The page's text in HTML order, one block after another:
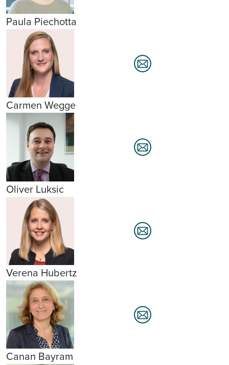
Paula Piechotta
Carmen Wegge
Oliver Luksic
Verena Hubertz
Canan Bayram